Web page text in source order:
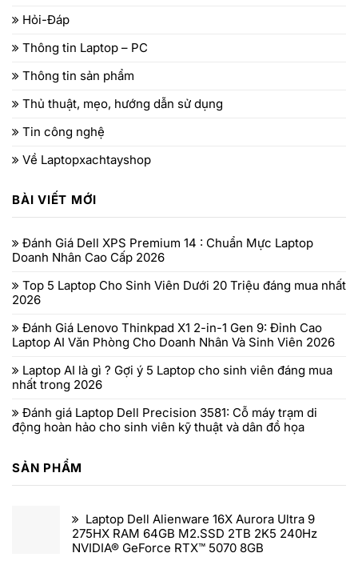
Hỏi-Đáp
Thông tin Laptop – PC
Thông tin sản phẩm
Thủ thuật, mẹo, hướng dẫn sử dụng
Tin công nghệ
Về Laptopxachtayshop
BÀI VIẾT MỚI
Đánh Giá Dell XPS Premium 14 : Chuẩn Mực Laptop
Doanh Nhân Cao Cấp 2026
Top 5 Laptop Cho Sinh Viên Dưới 20 Triệu đáng mua nhất
2026
Đánh Giá Lenovo Thinkpad X1 2-in-1 Gen 9: Đỉnh Cao
Laptop AI Văn Phòng Cho Doanh Nhân Và Sinh Viên 2026
Laptop AI là gì ? Gợi ý 5 Laptop cho sinh viên đáng mua
nhất trong 2026
Đánh giá Laptop Dell Precision 3581: Cỗ máy trạm di
động hoàn hảo cho sinh viên kỹ thuật và dân đồ họa
SẢN PHẨM
Laptop Dell Alienware 16X Aurora Ultra 9
275HX RAM 64GB M2.SSD 2TB 2K5 240Hz
NVIDIA® GeForce RTX™ 5070 8GB